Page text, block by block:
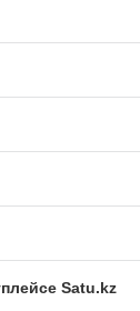
Satu.kz